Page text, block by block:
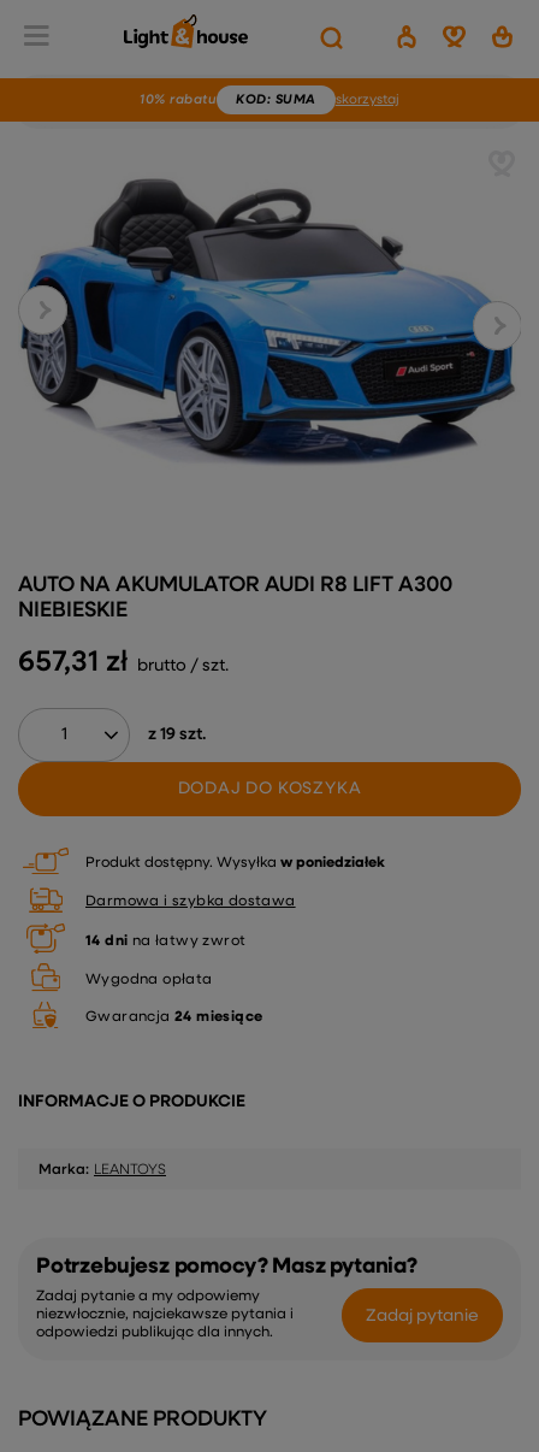
10% rabatu KOD: SUMA skorzystaj
657,31 zł brutto / szt.
z 19 szt.
DODAJ DO KOSZYKA
AUTO NA AKUMULATOR AUDI R8 LIFT A300
NIEBIESKIE
Produkt dostępny Wysyłka w poniedziałek
Darmowa i szybka dostawa
14 dni na łatwy zwrot
Wygodna opłata
Gwarancja 24 miesiące
INFORMACJE O PRODUKCIE
Marka: LEANTOYS
Potrzebujesz pomocy? Masz pytania?
Zadaj pytanie a my odpowiemy
niezwłocznie, najciekawsze pytania i
odpowiedzi publikując dla innych.
Zadaj pytanie
POWIĄZANE PRODUKTY